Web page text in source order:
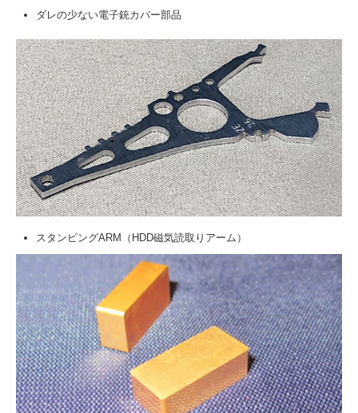
ダレの少ない電子銃カバー部品
スタンピングARM（HDD磁気読取りアーム）